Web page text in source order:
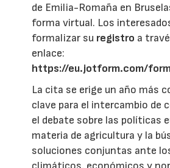
de Emilia-Romaña en
forma virtual. Los
formalizar su registro a
enlace:
https://eu.jotform.com/
La cita se erige un año más
clave para el intercambio de
el debate sobre las políticas
materia de agricultura y la
soluciones conjuntas ante